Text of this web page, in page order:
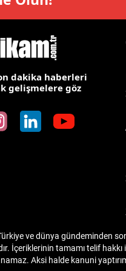
Hatay
Isparta
dakika haberleri
gelişmelere göz
ve dünya gündeminden
İçeriklerinin tamamı telif
Aksi halde kanuni